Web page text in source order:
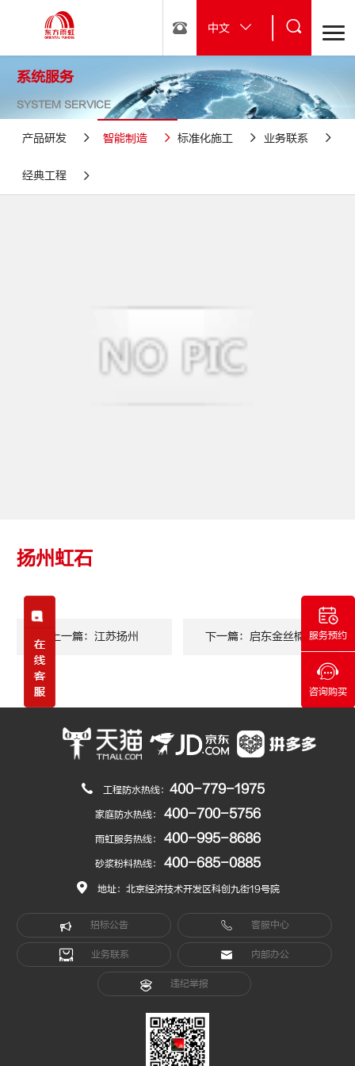
中文
系统服务
SYSTEM SERVICE
产品研发 智能制造 标准化施工 业务联系
经典工程
扬州虹石
上一篇：江苏扬州 下一篇：启东金丝楠膜
工程防水热线： 400-779-1975
家庭防水热线： 400-700-5756
雨虹服务热线： 400-995-8686
砂浆粉料热线： 400-685-0885
地址：北京经济技术开发区科创九街19号院
招标公告 客服中心
业务联系 内部办公
违纪举报
服务预约
咨询购买